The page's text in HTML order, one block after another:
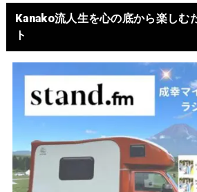
Kanako流人生を心の底から楽しむ
ト